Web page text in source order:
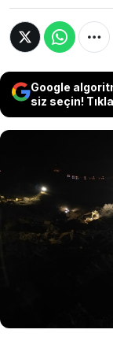
Google
siz seçin!
Tabii
Maden
ile üç